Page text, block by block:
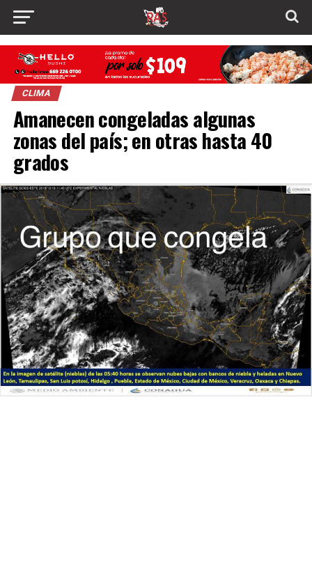
CLIMA
Amanecen congeladas algunas
zonas del país; en otras hasta 40
grados